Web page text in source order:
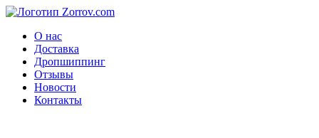
О нас
Доставка
Дропшиппинг
Отзывы
Новости
Контакты